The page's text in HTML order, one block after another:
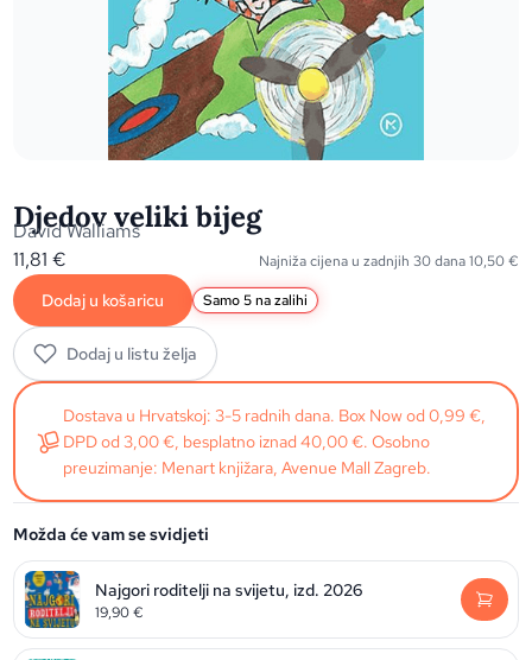
Djedov veliki bijeg
David Walliams
11,81€ Najniža cijena u zadnjih 30 dana10,50€
Dodaj u košaricu Samo 5 na zalihi
Dodaj u listu želja
Dostava u Hrvatskoj: 3-5 radnih dana. Box Now od 0,99 €,
DPD od 3,00 €, besplatno iznad 40,00 €. Osobno
preuzimanje: Menart knjižara, Avenue Mall Zagreb.
Možda će vam se svidjeti
Najgori roditelji na svijetu, izd. 2026
19,90€